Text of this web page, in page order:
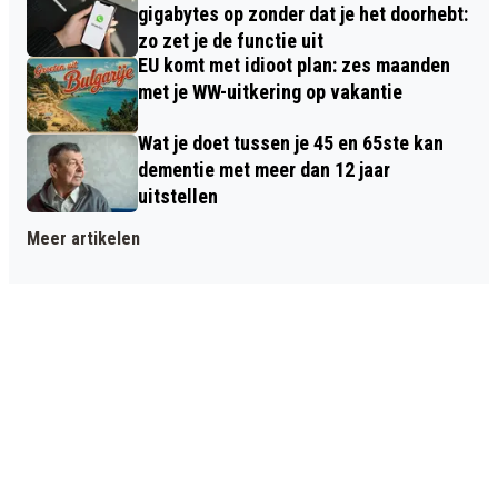
gigabytes op zonder dat je het doorhebt:
zo zet je de functie uit
EU komt met idioot plan: zes maanden
met je WW-uitkering op vakantie
Wat je doet tussen je 45 en 65ste kan
dementie met meer dan 12 jaar
uitstellen
Meer artikelen